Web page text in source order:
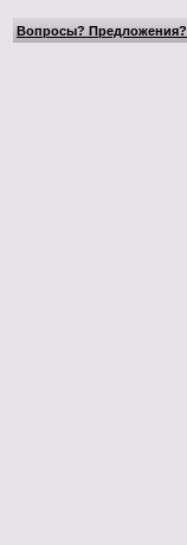
Вопросы? Предложения?